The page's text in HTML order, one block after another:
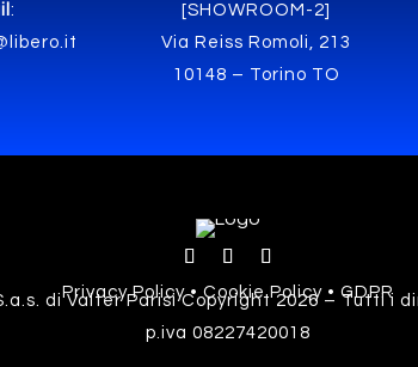
:
[SHOWROOM-2]
Via Reiss Romoli, 213
10148 – Torino TO
Privacy Policy • Cookie Policy • GDPR
di Valter Parisi Copyright 2026 – Tutti i
p.iva 08227420018